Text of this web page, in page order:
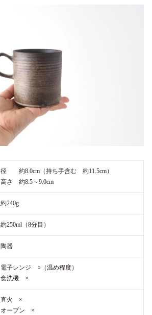
径 約8.0cm（持ち手含む 約11.5cm）
高さ 約8.5～9.0cm
約240g
約250ml（8分目）
陶器
電子レンジ ○（温め程度）
食洗機 ×
直火 ×
オーブン ×